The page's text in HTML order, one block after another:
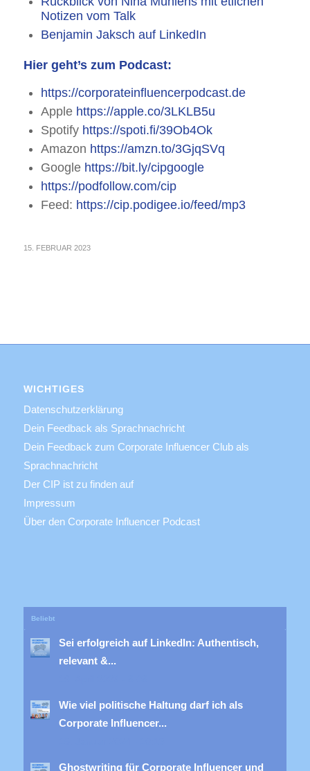
Notizen vom Talk
Benjamin Jaksch auf LinkedIn
Hier geht’s zum Podcast:
https://corporateinfluencerpodcast.de
Apple https://apple.co/3LKLB5u
Spotify https://spoti.fi/39Ob4Ok
Amazon https://amzn.to/3GjqSVq
Google https://bit.ly/cipgoogle
https://podfollow.com/cip
Feed: https://cip.podigee.io/feed/mp3
15. FEBRUAR 2023
WICHTIGES
Datenschutzerklärung
Dein Feedback als Sprachnachricht
Dein Feedback zum Corporate Influencer Club als
Sprachnachricht
Der CIP ist zu finden auf
Impressum
Über den Corporate Influencer Podcast
Beliebt
Sei erfolgreich auf LinkedIn: Authentisch,
relevant &...
Wie viel politische Haltung darf ich als
Corporate Influencer...
Ghostwriting für Corporate Influencer und